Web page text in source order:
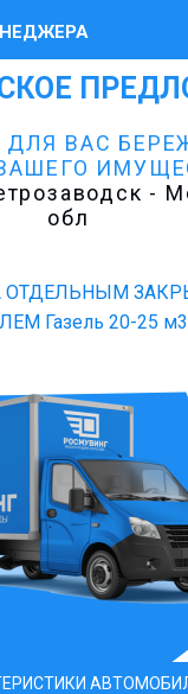
ДЛЯ ВАС
-
обл
ОТДЕЛЬНЫМ
Газель 20-25 м3